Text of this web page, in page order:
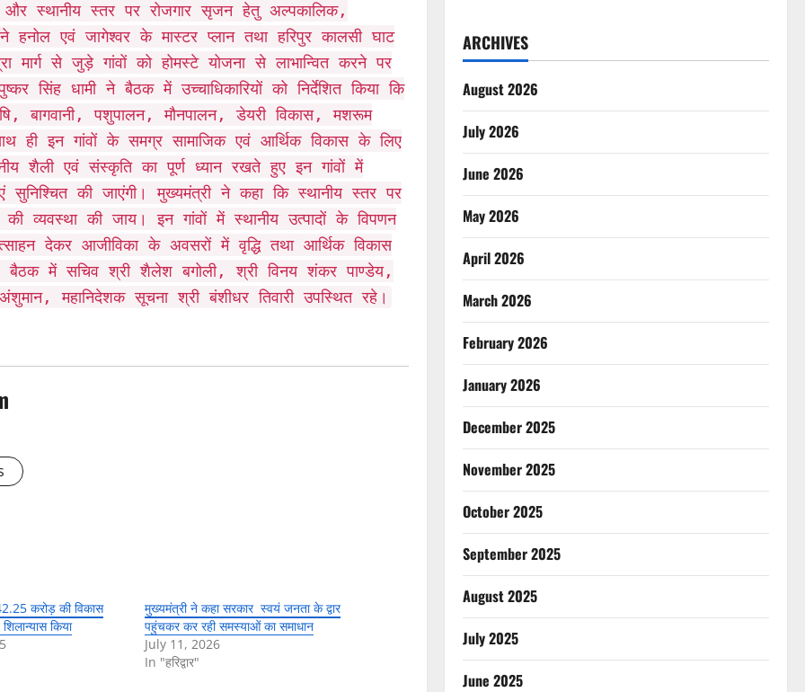
स्थानीय स्तर पर रोजगार सृजन हेतु अल्पकालिक,
हनोल एवं जागेश्वर के मास्टर प्लान तथा हरिपुर कालसी घाट
मार्ग से जुड़े गांवों को होमस्टे योजना से लाभान्वित करने पर
सिंह धामी ने बैठक में उच्चाधिकारियों को निर्देशित किया कि
बागवानी, पशुपालन, मौनपालन, डेयरी विकास, मशरूम
ही इन गांवों के समग्र सामाजिक एवं आर्थिक विकास के लिए
शैली एवं संस्कृति का पूर्ण ध्यान रखते हुए इन गांवों में
की जाएंगी। मुख्यमंत्री ने कहा कि स्थानीय स्तर पर
व्यवस्था की जाय। इन गांवों में स्थानीय उत्पादों के विपणन
देकर आजीविका के अवसरों में वृद्धि तथा आर्थिक विकास
बैठक में सचिव श्री शैलेश बगोली, श्री विनय शंकर पाण्डेय,
महानिदेशक सूचना श्री बंशीधर तिवारी उपस्थित रहे।
करोड़ की विकास
किया
मुख्यमंत्री ने कहा सरकार स्वयं जनता के द्वार
पहुंचकर कर रही समस्याओं का समाधान
July 11, 2026
In "हरिद्वार"
ARCHIVES
August 2026
July 2026
June 2026
May 2026
April 2026
March 2026
February 2026
January 2026
December 2025
November 2025
October 2025
September 2025
August 2025
July 2025
June 2025